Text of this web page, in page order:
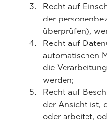
Recht auf
der
überprüfen),
Recht auf
automatischen
die
werden;
Recht auf
der Ansicht ist,
oder arbeitet,